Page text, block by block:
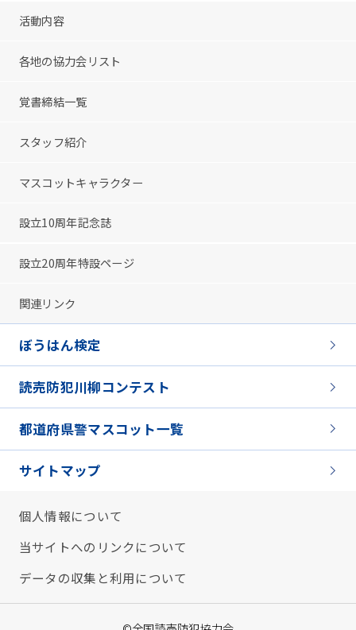
活動内容
各地の協力会リスト
覚書締結一覧
スタッフ紹介
マスコットキャラクター
設立10周年記念誌
設立20周年特設ページ
関連リンク
ぼうはん検定
読売防犯川柳コンテスト
都道府県警マスコット一覧
サイトマップ
個人情報について
当サイトへのリンクについて
データの収集と利用について